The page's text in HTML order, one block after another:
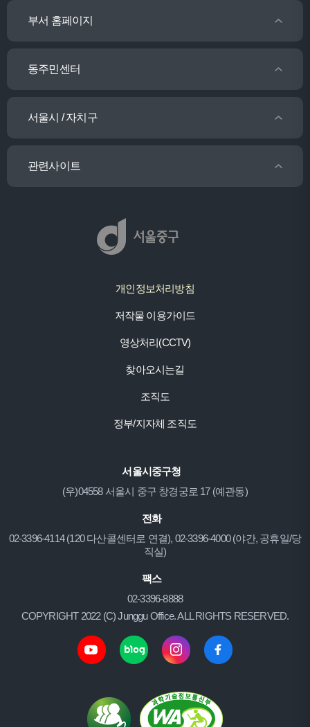
부서 홈페이지
동주민센터
서울시 / 자치구
관련사이트
개인정보처리방침
저작물 이용가이드
영상처리(CCTV)
찾아오시는길
조직도
정부/지자체 조직도
서울시중구청
(우)04558 서울시 중구 창경궁로 17 (예관동)
전화
02-3396-4114 (120 다산콜센터로 연결), 02-3396-4000 (야간, 공휴일/당
직실)
팩스
02-3396-8888
COPYRIGHT 2022 (C) Junggu Office. ALL RIGHTS RESERVED.